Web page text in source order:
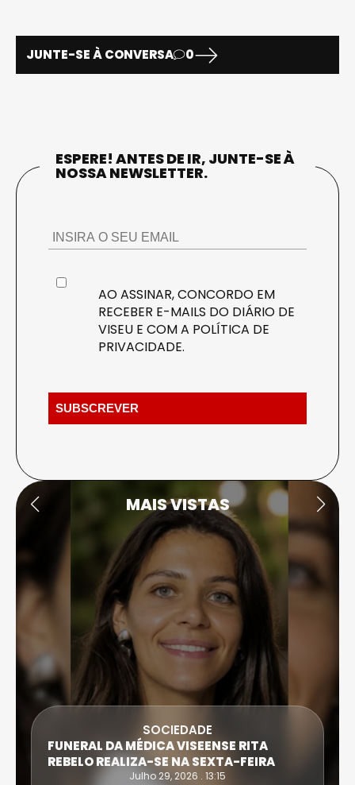
JUNTE-SE À CONVERSA 0
ESPERE! ANTES DE IR, JUNTE-SE À
NOSSA NEWSLETTER.
AO ASSINAR, CONCORDO EM
RECEBER E-MAILS DO DIÁRIO DE
VISEU E COM A POLÍTICA DE
PRIVACIDADE.
MAIS VISTAS
SOCIEDADE
FUNERAL DA MÉDICA VISEENSE RITA
REBELO REALIZA-SE NA SEXTA-FEIRA
Julho 29, 2026 . 13:15